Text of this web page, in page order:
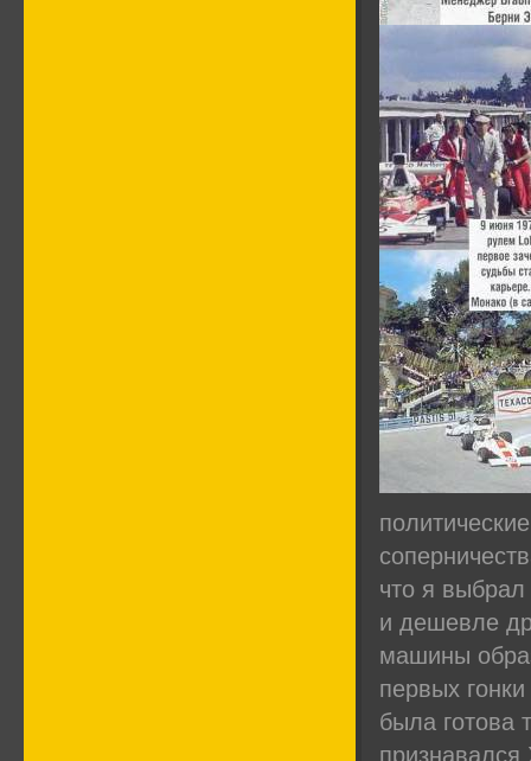
что я выбрал
и дешевле
машины
первых
была готова